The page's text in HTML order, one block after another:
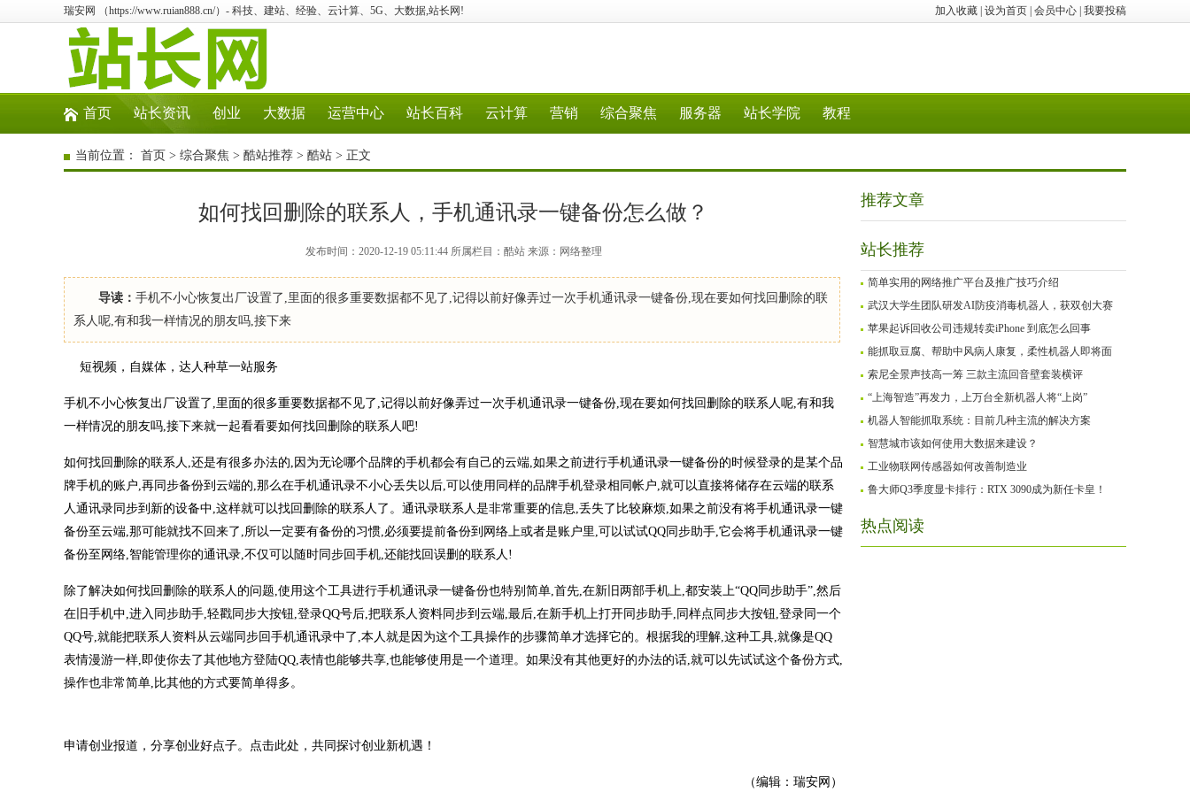
加入收藏 设为首页 会员中心 我要投稿
瑞安网 （https://www.ruian888.cn/）- 科技、建站、经验、云计算、5G、大数据,站长网!
首页 站长资讯 创业 大数据 运营中心 站长百科 云计算 营销 综合聚焦 服务器 站长学院 教程
当前位置： 首页 > 综合聚焦 > 酷站推荐 > 酷站 > 正文
如何找回删除的联系人，手机通讯录一键备份怎么做？
发布时间：2020-12-19 05:11:44 所属栏目：酷站 来源：网络整理
导读： 手机不小心恢复出厂设置了,里面的很多重要数据都不见了,记得以前好像弄过一次手机通讯录一键备份,现在要如何找回删除的联
系人呢,有和我一样情况的朋友吗,接下来
短视频，自媒体，达人种草一站服务
手机不小心恢复出厂设置了,里面的很多重要数据都不见了,记得以前好像弄过一次手机通讯录一键备份,现在要如何找回删除的联系人呢,有和我
一样情况的朋友吗,接下来就一起看看要如何找回删除的联系人吧!
如何找回删除的联系人,还是有很多办法的,因为无论哪个品牌的手机都会有自己的云端,如果之前进行手机通讯录一键备份的时候登录的是某个品
牌手机的账户,再同步备份到云端的,那么在手机通讯录不小心丢失以后,可以使用同样的品牌手机登录相同帐户,就可以直接将储存在云端的联系
人通讯录同步到新的设备中,这样就可以找回删除的联系人了。通讯录联系人是非常重要的信息,丢失了比较麻烦,如果之前没有将手机通讯录一键
备份至云端,那可能就找不回来了,所以一定要有备份的习惯,必须要提前备份到网络上或者是账户里,可以试试QQ同步助手,它会将手机通讯录一键
备份至网络,智能管理你的通讯录,不仅可以随时同步回手机,还能找回误删的联系人!
除了解决如何找回删除的联系人的问题,使用这个工具进行手机通讯录一键备份也特别简单,首先,在新旧两部手机上,都安装上“QQ同步助手”,然后
在旧手机中,进入同步助手,轻戳同步大按钮,登录QQ号后,把联系人资料同步到云端,最后,在新手机上打开同步助手,同样点同步大按钮,登录同一个
QQ号,就能把联系人资料从云端同步回手机通讯录中了,本人就是因为这个工具操作的步骤简单才选择它的。根据我的理解,这种工具,就像是QQ
表情漫游一样,即使你去了其他地方登陆QQ,表情也能够共享,也能够使用是一个道理。如果没有其他更好的办法的话,就可以先试试这个备份方式,
操作也非常简单,比其他的方式要简单得多。
申请创业报道，分享创业好点子。点击此处，共同探讨创业新机遇！
（编辑：瑞安网）
推荐文章
站长推荐
简单实用的网络推广平台及推广技巧介绍
武汉大学生团队研发AI防疫消毒机器人，获双创大赛
苹果起诉回收公司违规转卖iPhone 到底怎么回事
能抓取豆腐、帮助中风病人康复，柔性机器人即将面
索尼全景声技高一筹 三款主流回音壁套装横评
“上海智造”再发力，上万台全新机器人将“上岗”
机器人智能抓取系统：目前几种主流的解决方案
智慧城市该如何使用大数据来建设？
工业物联网传感器如何改善制造业
鲁大师Q3季度显卡排行：RTX 3090成为新任卡皇！
热点阅读